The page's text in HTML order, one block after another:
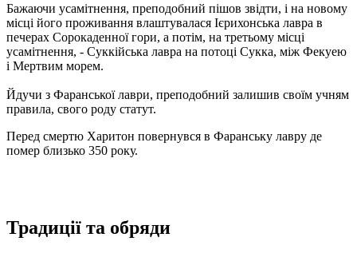
Бажаючи усамітнення, преподобний пішов звідти, і на новому
місці його проживання влаштувалася Ієрихонська лавра в
печерах Сорокаденної гори, а потім, на третьому місці
усамітнення, - Суккійська лавра на потоці Сукка, між Фекуею
і Мертвим морем.
Йдучи з Фаранської лаври, преподобний залишив своїм учням
правила, свого роду статут.
Перед смертю Харитон повернувся в Фаранську лавру де
помер близько 350 року.
Традиції та обряди